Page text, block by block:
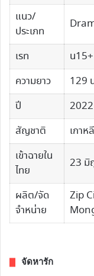
แนว/
ประเภท
เรท
น15+
ความยาว
129
ปี
2022
สัญชาติ
เกาห
เข้าฉายใน
ไทย
23 มิ
ผลิต/จัด
จำหน่าย
Zip
จัดหารัก